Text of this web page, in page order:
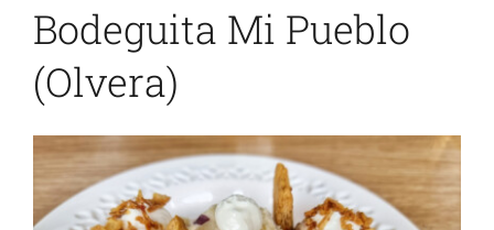
Bodeguita Mi Pueblo
(Olvera)